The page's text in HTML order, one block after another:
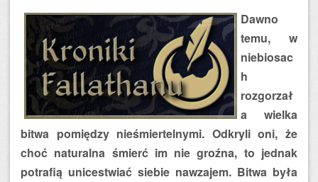
Dawno
temu, w
niebiosac
h
rozgorzał
a wielka
bitwa pomiędzy nieśmiertelnymi. Odkryli oni, że
choć naturalna śmierć im nie groźna, to jednak
potrafią unicestwiać siebie nawzajem. Bitwa była